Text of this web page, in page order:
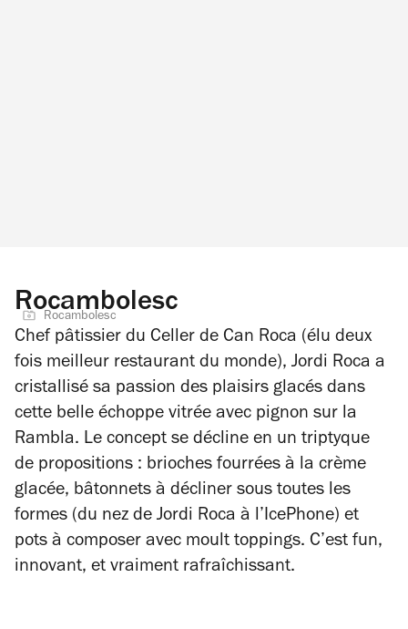
Rocambolesc
Rocambolesc
Chef pâtissier du Celler de Can Roca (élu deux
fois meilleur restaurant du monde), Jordi Roca a
cristallisé sa passion des plaisirs glacés dans
cette belle échoppe vitrée avec pignon sur la
Rambla. Le concept se décline en un triptyque
de propositions : brioches fourrées à la crème
glacée, bâtonnets à décliner sous toutes les
formes (du nez de Jordi Roca à l’IcePhone) et
pots à composer avec moult toppings. C’est fun,
innovant, et vraiment rafraîchissant.